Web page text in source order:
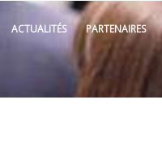
ACTUALITÉS PARTENAIRES